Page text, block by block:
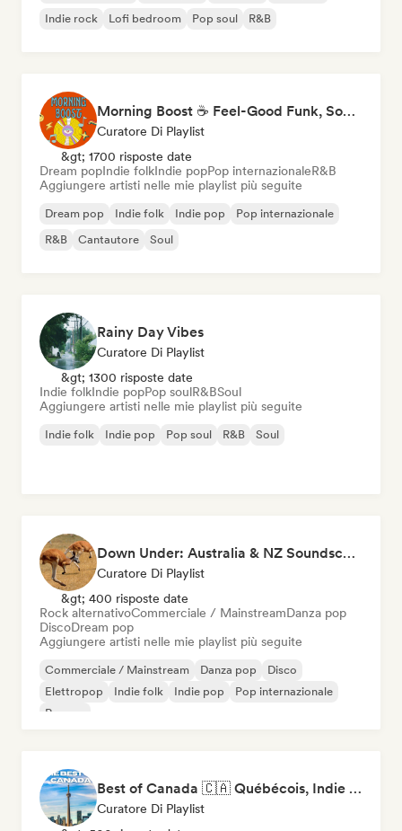
Indie rock
Lofi bedroom Pop soul R&B
Morning Boost ☕ Feel-Good Funk, Soul & Neo-Soul to Wake Up
Curatore Di Playlist
&gt; 1700 risposte date
Dream popIndie folkIndie popPop internazionaleR&B
Aggiungere artisti nelle mie playlist più seguite
Dream pop Indie folk Indie pop
Pop internazionale
R&B
Cantautore Soul
Rainy Day Vibes
Curatore Di Playlist
&gt; 1300 risposte date
Indie folkIndie popPop soulR&BSoul
Aggiungere artisti nelle mie playlist più seguite
Indie folk Indie pop Pop soul R&B Soul
Down Under: Australia & NZ Soundscape
Curatore Di Playlist
&gt; 400 risposte date
Rock alternativoCommerciale / MainstreamDanza pop
DiscoDream pop
Aggiungere artisti nelle mie playlist più seguite
Commerciale / Mainstream Danza pop
Disco
Elettropop
Indie folk Indie pop
Pop internazionale
Reggae
Best of Canada 🇨🇦 Québécois, Indie Pop & Homegrown Anthems
Curatore Di Playlist